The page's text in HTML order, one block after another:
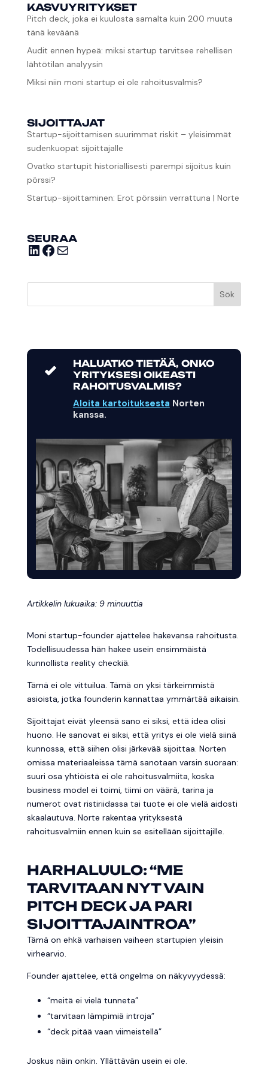
KASVUYRITYKSET
Pitch deck, joka ei kuulosta samalta kuin 200 muuta
tänä keväänä
Audit ennen hypeä: miksi startup tarvitsee rehellisen
lähtötilan analyysin
Miksi niin moni startup ei ole rahoitusvalmis?
SIJOITTAJAT
Startup-sijoittamisen suurimmat riskit – yleisimmät
sudenkuopat sijoittajalle
Ovatko startupit historiallisesti parempi sijoitus kuin
pörssi?
Startup-sijoittaminen: Erot pörssiin verrattuna | Norte
SEURAA
LinkedIn
Facebook
E-post
Sök
HALUATKO TIETÄÄ, ONKO
YRITYKSESI OIKEASTI
RAHOITUSVALMIS?
Aloita kartoituksesta Norten
kanssa.
Artikkelin lukuaika: 9 minuuttia
Moni startup-founder ajattelee hakevansa rahoitusta.
Todellisuudessa hän hakee usein ensimmäistä
kunnollista reality checkiä.
Tämä ei ole vittuilua. Tämä on yksi tärkeimmistä
asioista, jotka founderin kannattaa ymmärtää aikaisin.
Sijoittajat eivät yleensä sano ei siksi, että idea olisi
huono. He sanovat ei siksi, että yritys ei ole vielä siinä
kunnossa, että siihen olisi järkevää sijoittaa. Norten
omissa materiaaleissa tämä sanotaan varsin suoraan:
suuri osa yhtiöistä ei ole rahoitusvalmiita, koska
business model ei toimi, tiimi on väärä, tarina ja
numerot ovat ristiriidassa tai tuote ei ole vielä aidosti
skaalautuva. Norte rakentaa yrityksestä
rahoitusvalmiin ennen kuin se esitellään sijoittajille.
HARHALUULO: “ME
TARVITAAN NYT VAIN
PITCH DECK JA PARI
SIJOITTAJAINTROA”
Tämä on ehkä varhaisen vaiheen startupien yleisin
virhearvio.
Founder ajattelee, että ongelma on näkyvyydessä:
“meitä ei vielä tunneta”
“tarvitaan lämpimiä introja”
“deck pitää vaan viimeistellä”
Joskus näin onkin. Yllättävän usein ei ole.